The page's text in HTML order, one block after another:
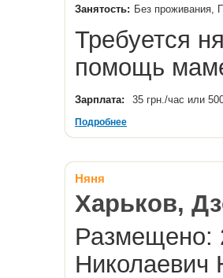
Занятость: Без проживания,
Требуется
помощь
Зарплата: 35 грн./час или
Подробнее
Няня
Харьков,
Размещено:
Николаевич